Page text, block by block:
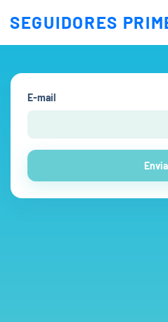
SEGUIDORES
E-mail